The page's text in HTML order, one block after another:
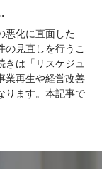
悪化に直面した
の見直しを行うこ
きは「リスケジュ
業再生や経営改善
ります。本記事で